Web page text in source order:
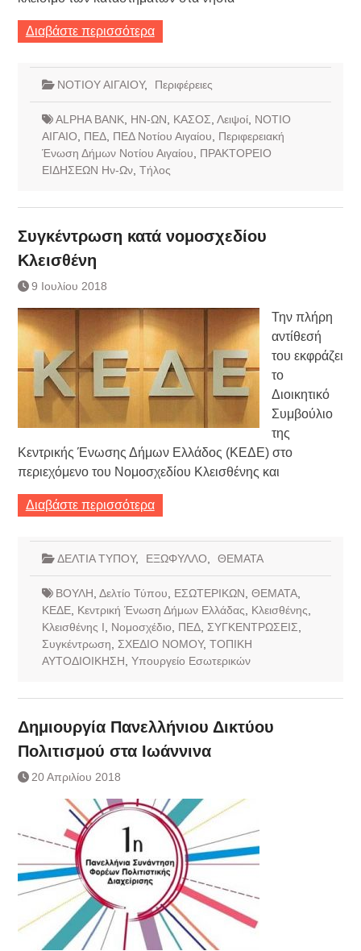
Διαβάστε περισσότερα
ΝΟΤΙΟΥ ΑΙΓΑΙΟΥ, Περιφέρειες
ALPHA BANK, ΗΝ-ΩΝ ΚΑΣΟΣ Λειψοί, ΝΟΤΙΟ
ΑΙΓΑΙΟ
ΠΕΔ, ΠΕΔ Νοτίου Αιγαίου
Περιφερειακή
Ένωση Δήμων Νοτίου Αιγαίου
ΠΡΑΚΤΟΡΕΙΟ
ΕΙΔΗΣΕΩΝ Ην-Ων, Τήλος
Συγκέντρωση κατά νομοσχεδίου
Κλεισθένη
9 Ιουλίου 2018
Την πλήρη
αντίθεσή
του εκφράζει
το
Διοικητικό
Συμβούλιο
της
Κεντρικής Ένωσης Δήμων Ελλάδος (ΚΕΔΕ) στο
περιεχόμενο του Νομοσχεδίου Κλεισθένης και
Διαβάστε περισσότερα
ΔΕΛΤΙΑ ΤΥΠΟΥ, ΕΞΩΦΥΛΛΟ ΘΕΜΑΤΑ
ΒΟΥΛΗ Δελτίο Τύπου ΕΣΩΤΕΡΙΚΩΝ ΘΕΜΑΤΑ,
ΚΕΔΕ, Κεντρική Ένωση Δήμων Ελλάδας Κλεισθένης
Κλεισθένης Ι
Νομοσχέδιο ΠΕΔ, ΣΥΓΚΕΝΤΡΩΣΕΙΣ
Συγκέντρωση
ΣΧΕΔΙΟ ΝΟΜΟΥ, ΤΟΠΙΚΗ
ΑΥΤΟΔΙΟΙΚΗΣΗ Υπουργείο Εσωτερικών
Δημιουργία Πανελλήνιου Δικτύου
Πολιτισμού στα Ιωάννινα
20 Απριλίου 2018